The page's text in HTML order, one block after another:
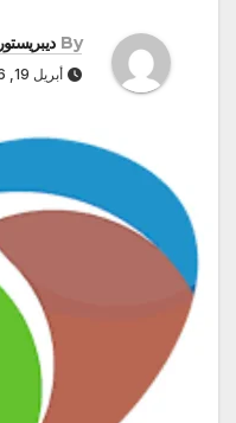
By ديبريستور
أبريل 19, 2026